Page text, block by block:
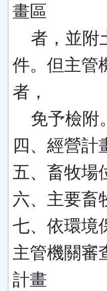
畫區
者，並附
件。但主管
者，
免予檢附。
四、經營計
五、畜牧場
六、主要畜
七、依環境
主管機關審
計畫